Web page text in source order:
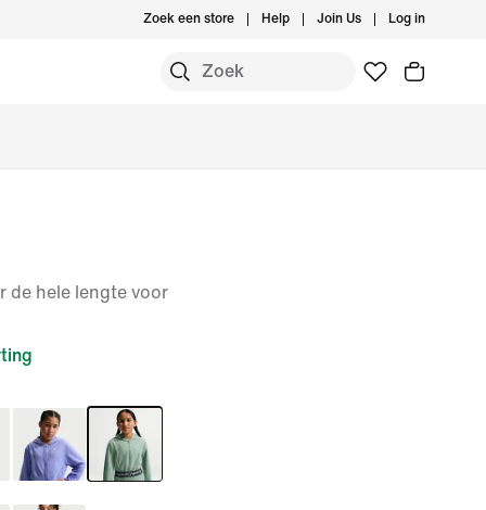
Zoek een store Help Join Us Log in
de hele lengte voor